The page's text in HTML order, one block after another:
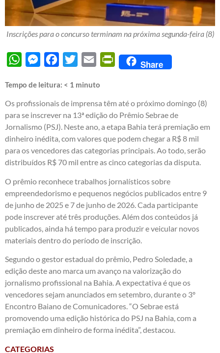
Inscrições para o concurso terminam na próxima segunda-feira (8)
WhatsAppMessengerFacebook
Twitter Email PrintFriendly
Share
Tempo de leitura: < 1 minuto
Os profissionais de imprensa têm até o próximo domingo (8)
para se inscrever na 13ª edição do Prêmio Sebrae de
Jornalismo (PSJ). Neste ano, a etapa Bahia terá premiação em
dinheiro inédita, com valores que podem chegar a R$ 8 mil
para os vencedores das categorias principais. Ao todo, serão
distribuídos R$ 70 mil entre as cinco categorias da disputa.
O prêmio reconhece trabalhos jornalísticos sobre
empreendedorismo e pequenos negócios publicados entre 9
de junho de 2025 e 7 de junho de 2026. Cada participante
pode inscrever até três produções. Além dos conteúdos já
publicados, ainda há tempo para produzir e veicular novos
materiais dentro do período de inscrição.
Segundo o gestor estadual do prêmio, Pedro Soledade, a
edição deste ano marca um avanço na valorização do
jornalismo profissional na Bahia. A expectativa é que os
vencedores sejam anunciados em setembro, durante o 3º
Encontro Baiano de Comunicadores. “O Sebrae está
promovendo uma edição histórica do PSJ na Bahia, com a
premiação em dinheiro de forma inédita”, destacou.
CATEGORIAS